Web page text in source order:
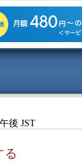
後 JST
る